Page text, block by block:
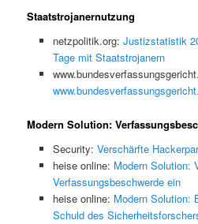
Staatstrojanernutzung
netzpolitik.org: Justizstatistik
Tage mit Staatstrojanern
Modern Solution:
Security: Verschärfte
heise online: Modern Solution:
Verfassungsbeschwerde ein
heise online: Modern Solution:
Schuld des